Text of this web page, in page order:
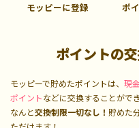
モッピーに登録 ポ
ポイントの
モッピーで貯めたポイントは、 現
ポイントなどに交換することができ
なんと交換制限一切なし！ 貯めた